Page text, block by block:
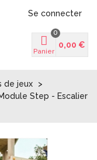
Se connecter
Panier
0
0,00 €
de jeux
>
Step - Escalier